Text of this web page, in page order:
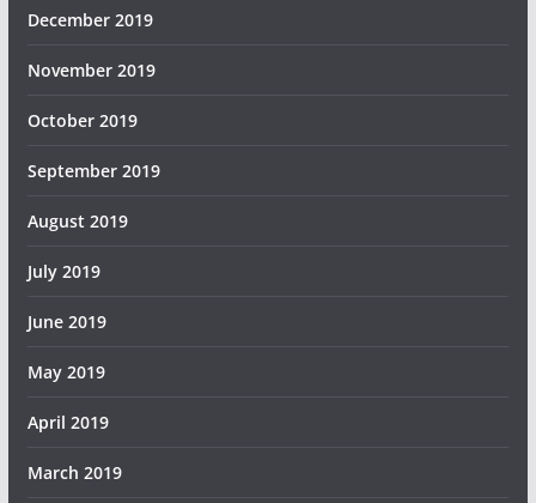
December 2019
November 2019
October 2019
September 2019
August 2019
July 2019
June 2019
May 2019
April 2019
March 2019